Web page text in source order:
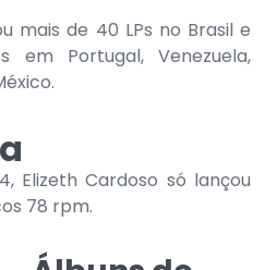
mais de 40 LPs no Brasil e
em Portugal, Venezuela,
Elizeth Cardoso só lançou
78 rpm.